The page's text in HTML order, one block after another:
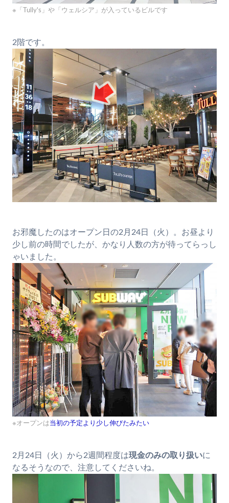
※「Tully's」や「ウェルシア」が入っているビルです
2階です。
お邪魔したのはオープン日の2月24日（火）。お昼より
少し前の時間でしたが、かなり人数の方が待ってらっし
ゃいました。
※オープンは当初の予定より少し伸びたみたい
2月24日（火）から2週間程度は現金のみの取り扱いに
なるそうなので、注意してくださいね。